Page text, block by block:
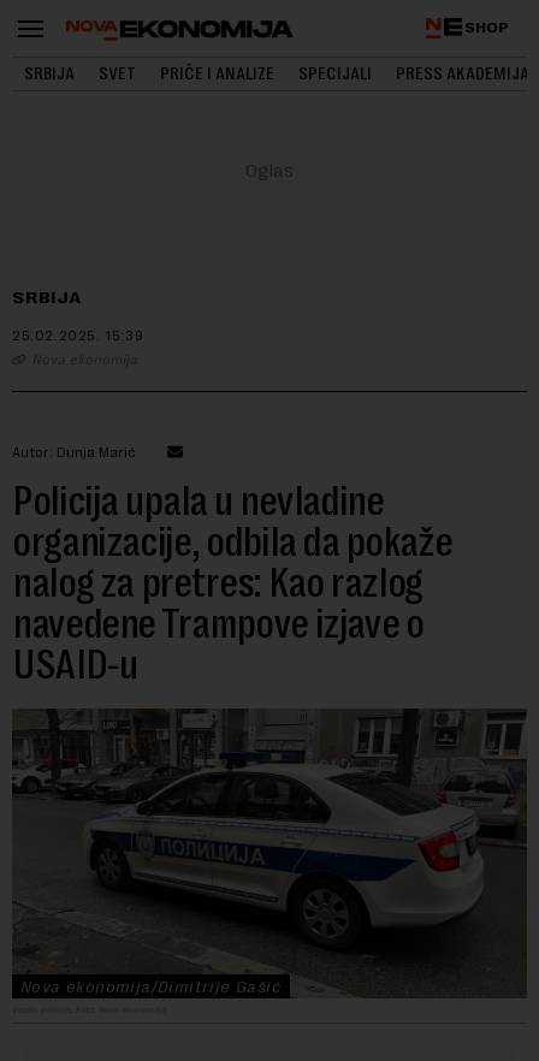
SHOP
SRBIJA SVET PRIČE I ANALIZE SPECIJALI PRESS AKADEMIJA
SRBIJA
25.02.2025. 15:39
Nova ekonomija
Autor: Dunja Marić
Policija upala u nevladine
organizacije, odbila da pokaže
nalog za pretres: Kao razlog
navedene Trampove izjave o
USAID-u
Nova ekonomija/Dimitrije Gašić